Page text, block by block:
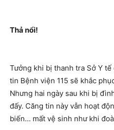
Thả nổi!
Tưởng khi bị thanh tra Sở Y
tin Bệnh viện 115 sẽ khắc
Nhưng hai ngày sau khi bị
đấy. Căng tin này vẫn hoạt
biến… mất vệ sinh như khi